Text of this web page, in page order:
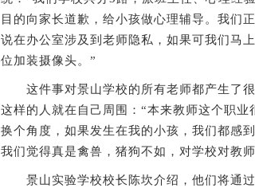
目的向家长道歉，给小孩做心理辅导。我们
说在办公室涉及到老师隐私，如果可我们马
位加装摄像头。”
这件事对景山学校的所有老师都产生了很
这样的人就在自己周围：“本来教师这个职业
换个角度，如果发生在我的小孩，我们都感
我们觉得真是禽兽，猪狗不如，对学校对教
景山实验学校校长陈坎介绍，他们将通过